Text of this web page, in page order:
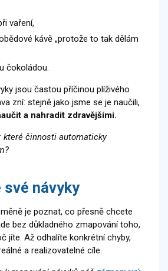
vaření,
kávě „protože to tak dělám
čokoládou.
jsou častou příčinou plíživého
zní: stejně jako jsme se je naučili,
a nahradit zdravějšími.
které činnosti automaticky
své návyky
je poznat, co přesně chcete
bez důkladného zmapování toho,
jíte. Až odhalíte konkrétní chyby,
a realizovatelné cíle.